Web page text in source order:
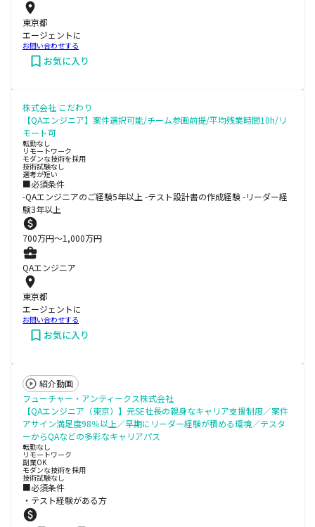
東京都
エージェントに
お問い合わせする
お気に入り
株式会社 こだわり
【QAエンジニア】案件選択可能/チーム参画前提/平均残業時間10h/リ
モート可
転勤なし
リモートワーク
モダンな技術を採用
技術試験なし
選考が短い
■必須条件
-QAエンジニアのご経験5年以上 -テスト設計書の作成経験 -リーダー経
験3年以上
700万円〜1,000万円
QAエンジニア
東京都
エージェントに
お問い合わせする
お気に入り
紹介動画
フューチャー・アンティークス株式会社
【QAエンジニア（東京）】元SE社長の親身なキャリア支援制度／案件
アサイン満足度98％以上／早期にリーダー経験が積める環境／テスタ
ーからQAなどの多彩なキャリアパス
転勤なし
リモートワーク
副業OK
モダンな技術を採用
技術試験なし
■必須条件
・テスト経験がある方